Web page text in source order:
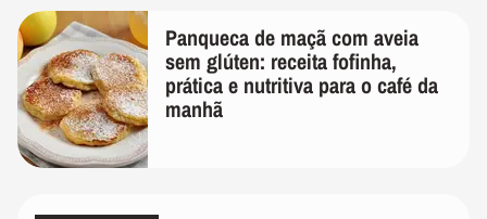
Panqueca de maçã com aveia
sem glúten: receita fofinha,
prática e nutritiva para o café da
manhã